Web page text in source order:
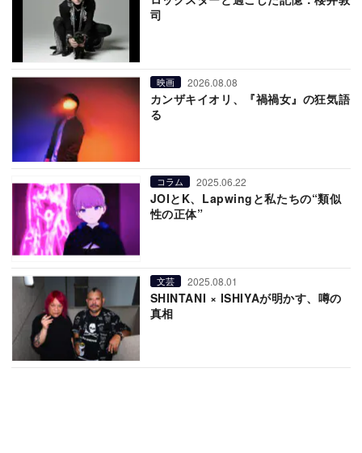
司
映画 2026.08.08
カンザキイオリ、『禍禍女』の狂気語
る
コラム 2025.06.22
JOIとK、Lapwingと私たちの“類似
性の正体”
文芸 2025.08.01
SHINTANI × ISHIYAが明かす、噂の
真相